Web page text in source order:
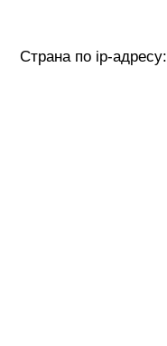
Страна по ip-адресу: